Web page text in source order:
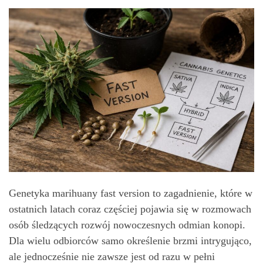
Genetyka marihuany fast version to zagadnienie, które w
ostatnich latach coraz częściej pojawia się w rozmowach
osób śledzących rozwój nowoczesnych odmian konopi.
Dla wielu odbiorców samo określenie brzmi intrygująco,
ale jednocześnie nie zawsze jest od razu w pełni